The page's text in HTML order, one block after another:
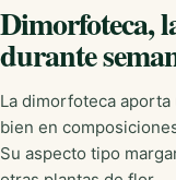
Dimorfoteca,
durante
La dimorfoteca
bien en
Su aspecto tipo